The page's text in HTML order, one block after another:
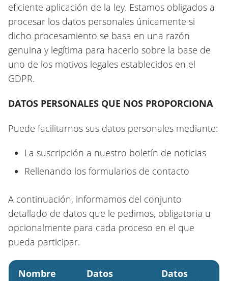
eficiente aplicación de la ley. Estamos obligados a
procesar los datos personales únicamente si
dicho procesamiento se basa en una razón
genuina y legítima para hacerlo sobre la base de
uno de los motivos legales establecidos en el
GDPR.
DATOS PERSONALES QUE NOS PROPORCIONA
Puede facilitarnos sus datos personales mediante:
La suscripción a nuestro boletín de noticias
Rellenando los formularios de contacto
A continuación, informamos del conjunto
detallado de datos que le pedimos, obligatoria u
opcionalmente para cada proceso en el que
pueda participar.
Nombre
Datos
Datos